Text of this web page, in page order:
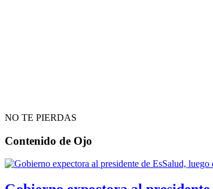
NO TE PIERDAS
Contenido de Ojo